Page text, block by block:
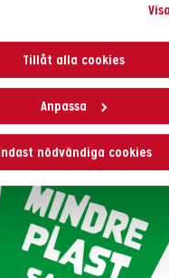
Tillåt alla cookies
Anpassa
nödvändiga cookies
information.